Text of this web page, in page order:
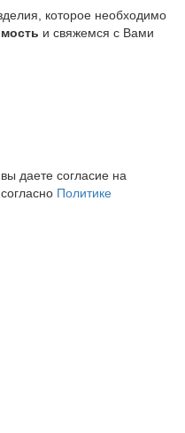
которое необходимо
и свяжемся с Вами
даете согласие на
Политике